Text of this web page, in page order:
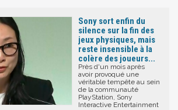
Sony sort enfin du
silence sur la fin des
jeux physiques, mais
reste insensible à la
colère des joueurs...
Près d'un mois après
avoir provoqué une
véritable tempête au sein
de la communauté
PlayStation, Sony
Interactive Entertainment